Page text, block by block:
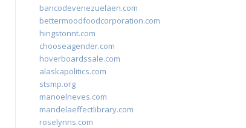
bancodevenezuelaen.com
bettermoodfoodcorporation.com
hingstonnt.com
chooseagender.com
hoverboardssale.com
alaskapolitics.com
stsmp.org
manoelneves.com
mandelaeffectlibrary.com
roselynns.com